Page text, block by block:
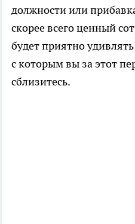
должности или
скорее всего ценный
будет приятно
с которым вы за этот
сблизитесь.